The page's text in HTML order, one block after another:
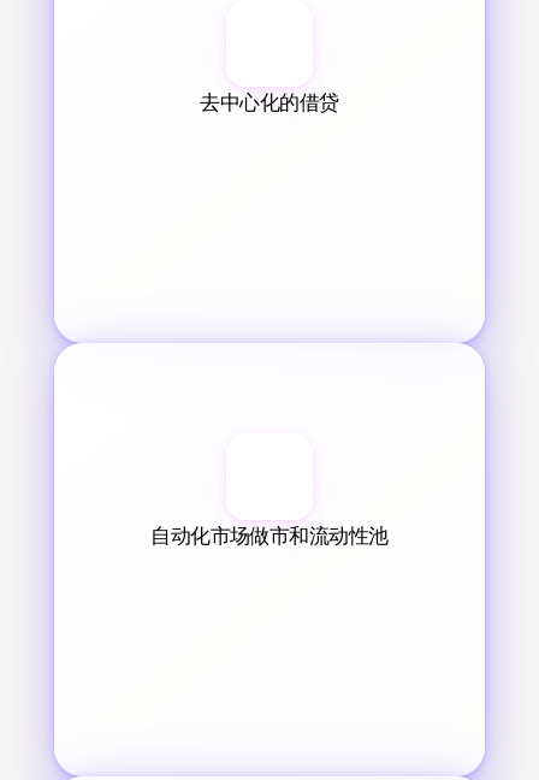
去中心化的借贷
自动化市场做市和流动性池